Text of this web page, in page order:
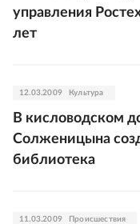
управления
лет
12.03.2009 Культура
В кисловодском
Солженицына
библиотека
11.03.2009 Происшествия